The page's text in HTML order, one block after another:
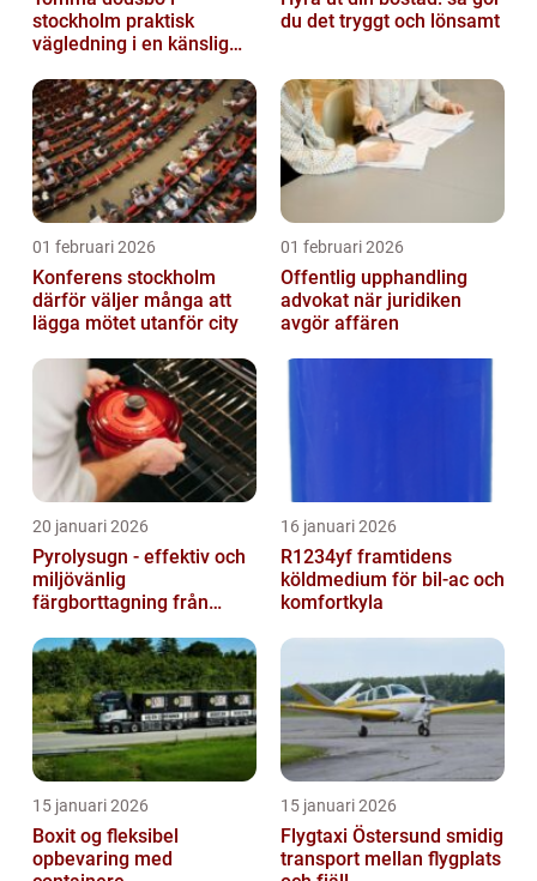
stockholm praktisk
vägledning i en känslig
du det tryggt och lönsamt
01 februari 2026
Konferens stockholm
därför väljer många att
lägga mötet utanför city
01 februari 2026
Offentlig upphandling
advokat när juridiken
avgör affären
20 januari 2026
Pyrolysugn - effektiv och
miljövänlig
färgborttagning från
16 januari 2026
R1234yf framtidens
köldmedium för bil-ac och
komfortkyla
15 januari 2026
Boxit og fleksibel
opbevaring med
15 januari 2026
Flygtaxi Östersund smidig
transport mellan flygplats